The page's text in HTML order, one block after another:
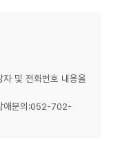
및 전화번호 내용을
애문의:052-702-